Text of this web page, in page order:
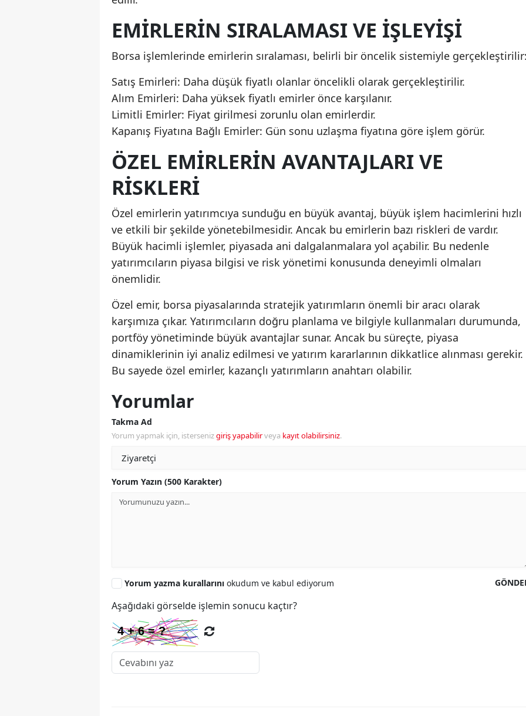
EMIRLERIN SIRALAMASI VE İŞLEYIŞI
Borsa işlemlerinde emirlerin sıralaması, belirli bir öncelik sistemiyle
Satış Emirleri: Daha düşük fiyatlı olanlar öncelikli olarak gerçekleştirilir.
Alım Emirleri: Daha yüksek fiyatlı emirler önce karşılanır.
Limitli Emirler: Fiyat girilmesi zorunlu olan emirlerdir.
Kapanış Fiyatına Bağlı Emirler: Gün sonu uzlaşma fiyatına göre işlem görür.
ÖZEL EMIRLERIN AVANTAJLARI VE
RISKLERI
Özel emirlerin yatırımcıya sunduğu en büyük avantaj, büyük işlem hacimlerini hızlı
ve etkili bir şekilde yönetebilmesidir. Ancak bu emirlerin bazı riskleri de vardır.
Büyük hacimli işlemler, piyasada ani dalgalanmalara yol açabilir. Bu nedenle
yatırımcıların piyasa bilgisi ve risk yönetimi konusunda deneyimli olmaları
önemlidir.
Özel emir, borsa piyasalarında stratejik yatırımların önemli bir aracı olarak
karşımıza çıkar. Yatırımcıların doğru planlama ve bilgiyle kullanmaları durumunda,
portföy yönetiminde büyük avantajlar sunar. Ancak bu süreçte, piyasa
dinamiklerinin iyi analiz edilmesi ve yatırım kararlarının dikkatlice alınması gerekir.
Bu sayede özel emirler, kazançlı yatırımların anahtarı olabilir.
Yorumlar
Takma Ad
Yorum yapmak için, istersenizgiriş yapabilirveya kayıt olabilirsiniz.
Yorum Yazın (500 Karakter)
Yorum yazma kurallarını okudum ve kabul ediyorum
Aşağıdaki görselde işlemin sonucu kaçtır?